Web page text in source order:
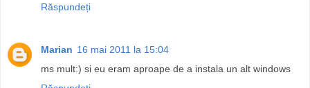
Răspundeți
Marian 16 mai 2011 la 15:04
ms mult:) si eu eram aproape de a instala un alt windows